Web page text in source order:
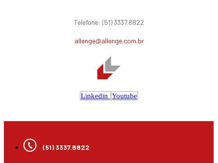
Telefone: (51) 3337.8822
allenge@allenge.com.br
Linkedin Youtube
(51) 3337.8822